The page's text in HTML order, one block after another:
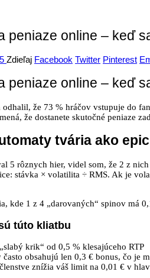
peniaze online – keď
Zdieľaj Facebook Twitter Pinterest
peniaze online – keď
že 73 % hráčov vstupuje do
že dostanete skutočné peniaze
tvária ako
5 rôznych hier, videl som, že 2 z
stávka × volatilita ÷ RMS. Ak je
kde 1 z 4 „darovaných“ spinov má
túto kliatbu
krik“ od 0,5 % klesajúceho RTP
obsahujú len 0,3 € bonus, čo je
znížia váš limit na 0,01 € v